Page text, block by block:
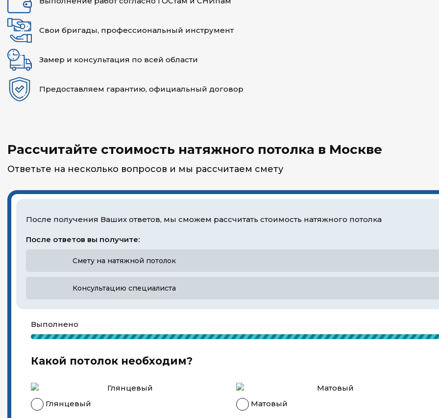
Свои бригады, профессиональный инструмент
Замер и консультация по всей области
Предоставляем гарантию, официальный договор
Рассчитайте стоимость натяжного потолка в Москве
Ответьте на несколько вопросов и мы рассчитаем смету
После получения Ваших ответов, мы сможем рассчитать стоимость натяжного потолка
После ответов вы получите:
Смету на натяжной потолок
Консультацию специалиста
Выполнено
Какой потолок необходим?
Глянцевый Матовый